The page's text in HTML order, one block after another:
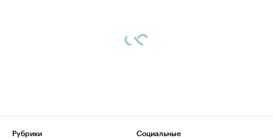
Рубрики
Социальные